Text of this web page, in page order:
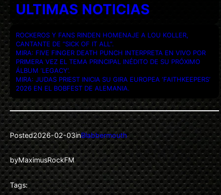
ULTIMAS NOTICIAS
ROCKEROS Y FANS RINDEN HOMENAJE A LOU KOLLER,
CANTANTE DE “SICK OF IT ALL”.
MIRA: FIVE FINGER DEATH PUNCH INTERPRETA EN VIVO POR
PRIMERA VEZ EL TEMA PRINCIPAL INÉDITO DE SU PRÓXIMO
ÁLBUM ‘LEGACY’.
MIRA: JUDAS PRIEST INICIA SU GIRA EUROPEA ‘FAITHKEEPERS’
2026 EN EL BOBFEST DE ALEMANIA.
Posted2026-02-03inBlabbermouth
byMaximusRockFM
Tags: